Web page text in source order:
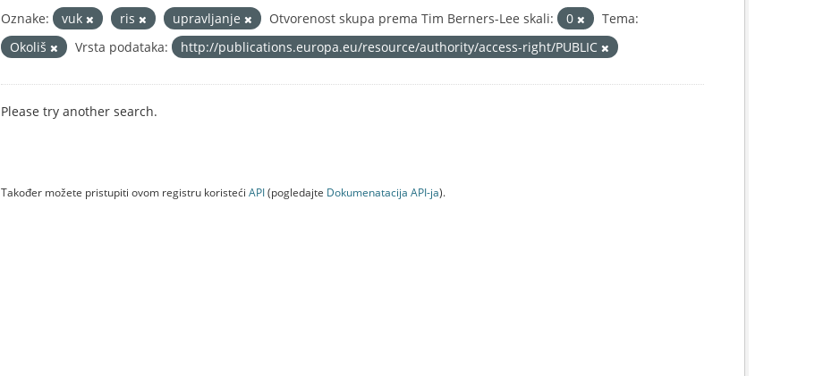
Oznake: vuk ris upravljanje Otvorenost skupa prema Tim Berners-Lee skali: 0
Tema:
Okoliš
Vrsta podataka: http://publications.europa.eu/resource/authority/access-right/PUBLIC
Please try another search.
Također možete pristupiti ovom registru koristeći API(pogledajte Dokumenаtаcijа API-jа).